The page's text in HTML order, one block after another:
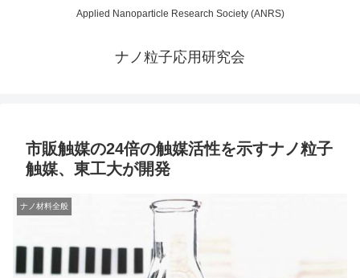
Applied Nanoparticle Research Society (ANRS)
ナノ粒子応用研究会
市販触媒の24倍の触媒活性を示すナノ粒子
触媒、東工大が開発
ナノ材料全般